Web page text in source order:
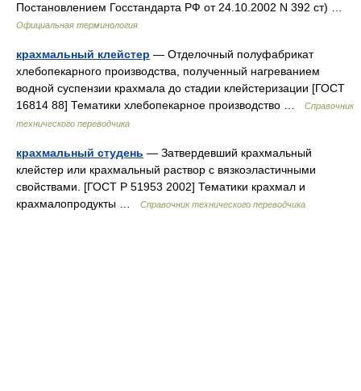
Постановлением Госстандарта РФ от 24.10.2002 N 392 ст) …
Официальная терминология
крахмальный клейстер — Отделочный полуфабрикат
хлебопекарного производства, полученный нагреванием
водной суспензии крахмала до стадии клейстеризации [ГОСТ
16814 88] Тематики хлебопекарное производство …
Справочник
технического переводчика
крахмальный студень — Затвердевший крахмальный
клейстер или крахмальный раствор с вязкоэластичными
свойствами. [ГОСТ Р 51953 2002] Тематики крахмал и
крахмалопродукты …
Справочник технического переводчика